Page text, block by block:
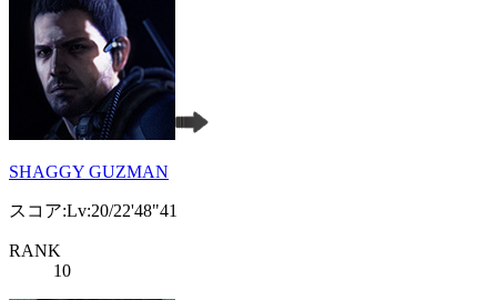
SHAGGY GUZMAN
スコア:Lv:20/22'48"41
RANK
10